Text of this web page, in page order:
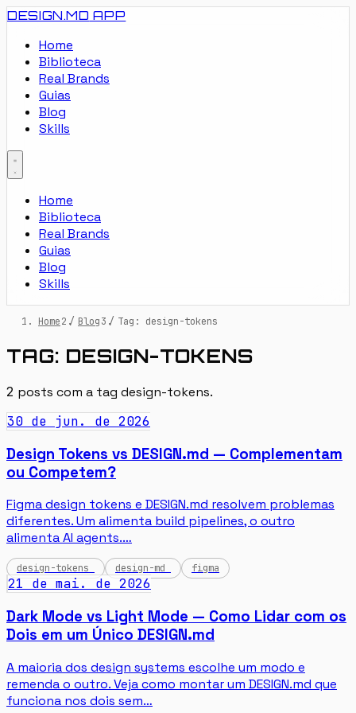
DESIGN.MD APP
Home
Biblioteca
Real Brands
Guias
Blog
Skills
Home
Biblioteca
Real Brands
Guias
Blog
Skills
Home / Blog / Tag: design-tokens
TAG: DESIGN-TOKENS
2 posts com a tag design-tokens.
30 de jun. de 2026
Design Tokens vs DESIGN.md — Complementam
ou Competem?
Figma design tokens e DESIGN.md resolvem problemas
diferentes. Um alimenta build pipelines, o outro
alimenta AI agents.…
design-tokens design-md figma
21 de mai. de 2026
Dark Mode vs Light Mode — Como Lidar com os
Dois em um Único DESIGN.md
A maioria dos design systems escolhe um modo e
remenda o outro. Veja como montar um DESIGN.md que
funciona nos dois sem…